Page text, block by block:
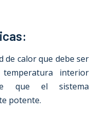
de calor que debe ser
interior
que el sistema
potente.